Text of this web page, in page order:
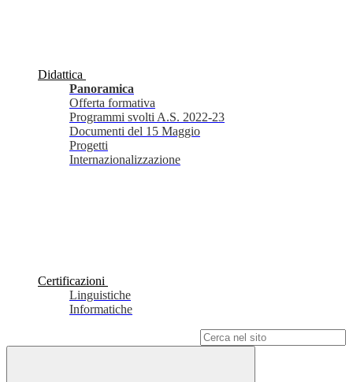
Didattica
Panoramica
Offerta formativa
Programmi svolti A.S. 2022-23
Documenti del 15 Maggio
Progetti
Internazionalizzazione
Certificazioni
Linguistiche
Informatiche